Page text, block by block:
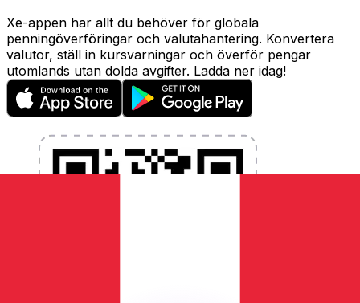
Xe-appen har allt du behöver för globala
penningöverföringar och valutahantering. Konvertera
valutor, ställ in kursvarningar och överför pengar
utomlands utan dolda avgifter. Ladda ner idag!